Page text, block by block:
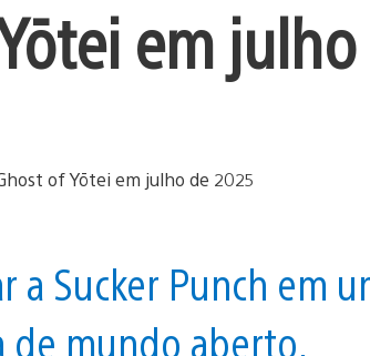
em
a Sucker Punch em
de mundo aberto.